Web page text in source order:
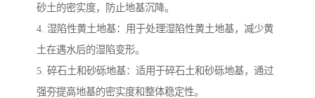
砂土的密实度，防止地基沉降。
4. 湿陷性黄土地基：用于处理湿陷性黄土地基，减少黄
土在遇水后的湿陷变形。
5. 碎石土和砂砾地基：适用于碎石土和砂砾地基，通过
强夯提高地基的密实度和整体稳定性。